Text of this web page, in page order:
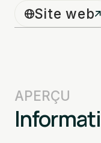
Site web
APERÇU